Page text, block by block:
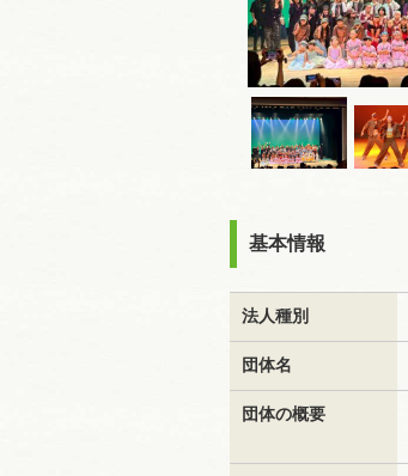
基本情報
法人種別
団体名
団体の概要